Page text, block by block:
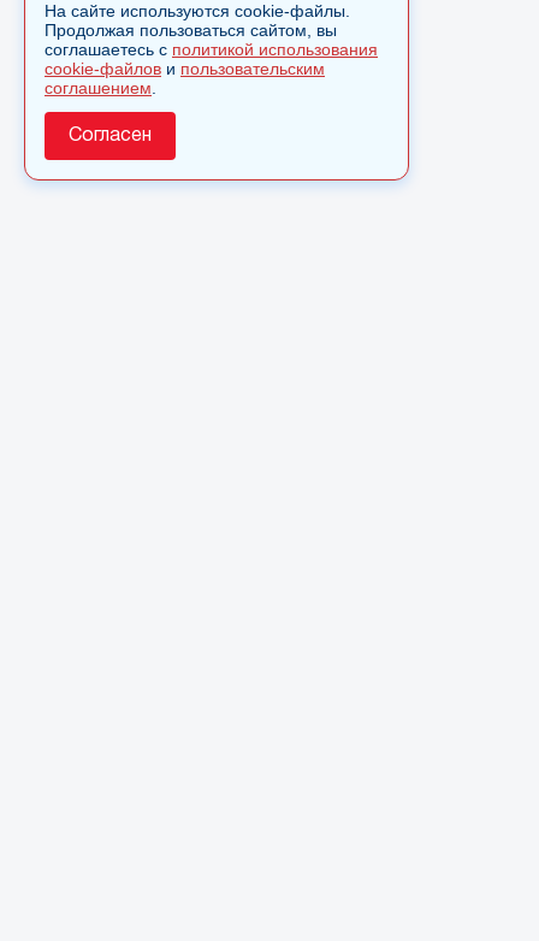
На сайте используются cookie-файлы.
Продолжая пользоваться сайтом, вы
соглашаетесь с политикой использования
cookie-файлов и пользовательским
соглашением
Согласен